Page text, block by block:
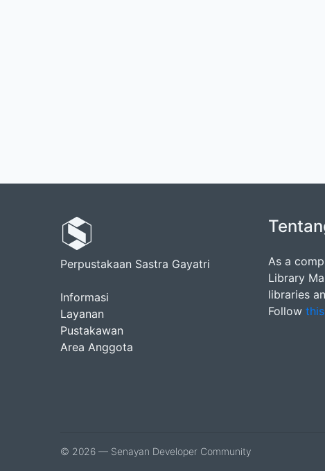
Perpustakaan Sastra Gayatri
Informasi
Layanan
Pustakawan
Area Anggota
As a
Library
libraries
Follow
© 2026 — Senayan Developer Community